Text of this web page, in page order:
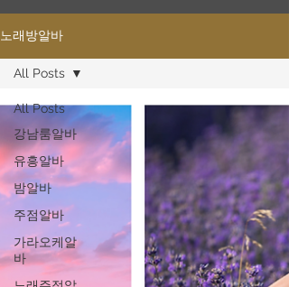
노래방알바
All Posts
강남룸알바
유흥알바
밤알바
주점알바
가라오케알
바
All Posts